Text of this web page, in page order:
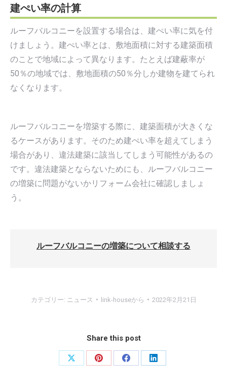
建ぺい率の計算
ルーフバルコニーを設置する場合は、建ぺい率に気を付
けましょう。建ぺい率とは、敷地面積に対する建築面積
のことで地域によって異なります。たとえば建蔽率が
50％の地域では、敷地面積の50％分しか建物を建てられ
なくなります。
ルーフバルコニーを増築する際に、建築面積が大きくな
るケースがあります。そのため建ぺい率を超えてしまう
場合があり、違法建築に該当してしまう可能性があるの
です。違法建築とならないためにも、ルーフバルコニー
の増築に問題がないかリフォーム会社に確認しましょ
う。
ルーフバルコニーの増築について相談する
カテゴリー: ニュース link-houseから 2022年2月21日
Share this post
X
PinterestFacebookLinkedIn